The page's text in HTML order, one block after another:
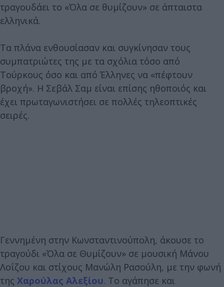
τραγουδάει το «Όλα σε θυμίζουν» σε άπταιστα
ελληνικά.
Τα πλάνα ενθουσίασαν και συγκίνησαν τους
συμπατριώτες της με τα σχόλια τόσο από
Τούρκους όσο και από Έλληνες να «πέφτουν
βροχή». Η Σεβάλ Σαμ είναι επίσης ηθοποιός και
έχει πρωταγωνιστήσει σε πολλές τηλεοπτικές
σειρές.
Γεννημένη στην Κωνσταντινούπολη, άκουσε το
τραγούδι «Όλα σε Θυμίζουν» σε μουσική Μάνου
Λοΐζου και στίχους Μανώλη Ρασούλη, με την φωνή
της Χαρούλας Αλεξίου. Το αγάπησε και